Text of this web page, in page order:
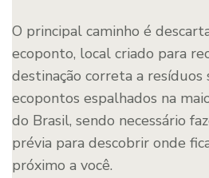
O principal caminho é
ecoponto, local criado para
destinação correta a resíduos
ecopontos espalhados na
do Brasil, sendo necessário
prévia para descobrir onde
próximo a você.